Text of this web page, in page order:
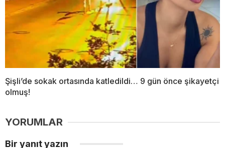
Şişli’de sokak ortasında katledildi… 9 gün önce şikayetçi
olmuş!
YORUMLAR
Bir yanıt yazın